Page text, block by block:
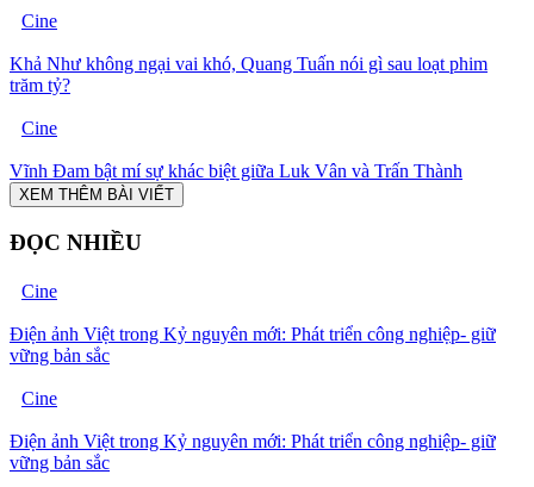
Cine
Khả Như không ngại vai khó, Quang Tuấn nói gì sau loạt phim
trăm tỷ?
Cine
Vĩnh Đam bật mí sự khác biệt giữa Luk Vân và Trấn Thành
XEM THÊM BÀI VIẾT
ĐỌC NHIỀU
Cine
Điện ảnh Việt trong Kỷ nguyên mới: Phát triển công nghiệp- giữ
vững bản sắc
Cine
Điện ảnh Việt trong Kỷ nguyên mới: Phát triển công nghiệp- giữ
vững bản sắc